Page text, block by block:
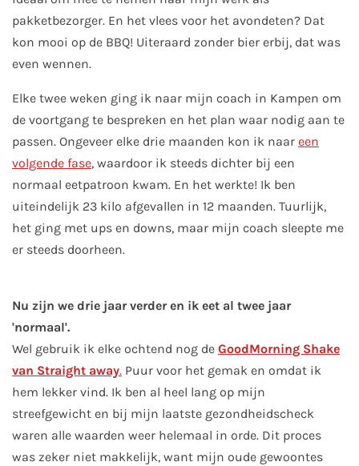
pakketbezorger. En het vlees voor het avondeten? Dat
kon mooi op de BBQ! Uiteraard zonder bier erbij, dat was
even wennen.
Elke twee weken ging ik naar mijn coach in Kampen om
de voortgang te bespreken en het plan waar nodig aan te
passen. Ongeveer elke drie maanden kon ik naar een
volgende fase, waardoor ik steeds dichter bij een
normaal eetpatroon kwam. En het werkte! Ik ben
uiteindelijk 23 kilo afgevallen in 12 maanden. Tuurlijk,
het ging met ups en downs, maar mijn coach sleepte me
er steeds doorheen.
Nu zijn we drie jaar verder en ik eet al twee jaar
'normaal'.
Wel gebruik ik elke ochtend nog de GoodMorning Shake
van Straight away. Puur voor het gemak en omdat ik
hem lekker vind. Ik ben al heel lang op mijn
streefgewicht en bij mijn laatste gezondheidscheck
waren alle waarden weer helemaal in orde. Dit proces
was zeker niet makkelijk, want mijn oude gewoontes